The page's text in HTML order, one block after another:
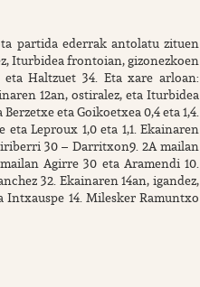
partida ederrak antolatu zituen
Iturbidea frontoian, gizonezkoen
Haltzuet 34. Eta xare arloan:
12an, ostiralez, eta Iturbidea
eta Goikoetxea 0,4 eta 1,4.
Leproux 1,0 eta 1,1. Ekainaren
30 – Darritxon9. 2A mailan
Agirre 30 eta Aramendi 10.
32. Ekainaren 14an, igandez,
Intxauspe 14. Milesker Ramuntxo